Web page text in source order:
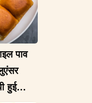
पाव
हुई